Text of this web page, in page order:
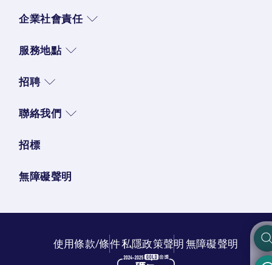
企業社會責任
服務地點
招聘
聯絡我們
招標
無障礙聲明
使用條款/條件私隱政策聲明無障礙聲明